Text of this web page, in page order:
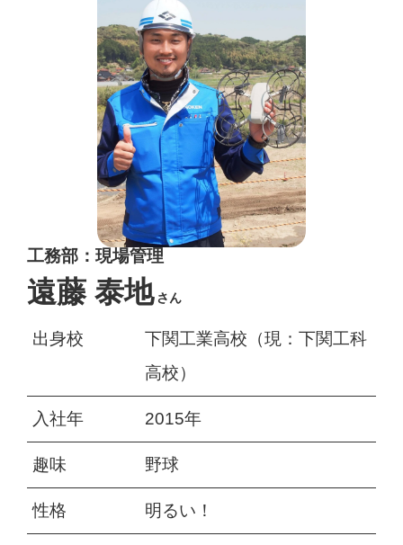
工務部：現場管理
遠藤 泰地 さん
出身校
下関工業高校（現：下関工科
高校）
入社年 2015年
趣味 野球
性格 明るい！